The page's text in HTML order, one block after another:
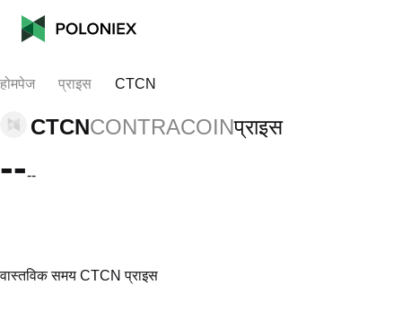
होमपेज प्राइस CTCN
CTCNCONTRACOINप्राइस
----
वास्तविक समय CTCN प्राइस